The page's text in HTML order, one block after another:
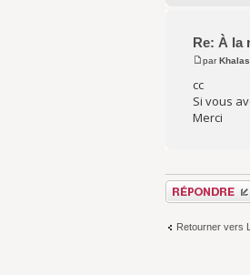
Re: À la
parKhalas
cc
Si vous
Merci
Répondre
Retourner vers